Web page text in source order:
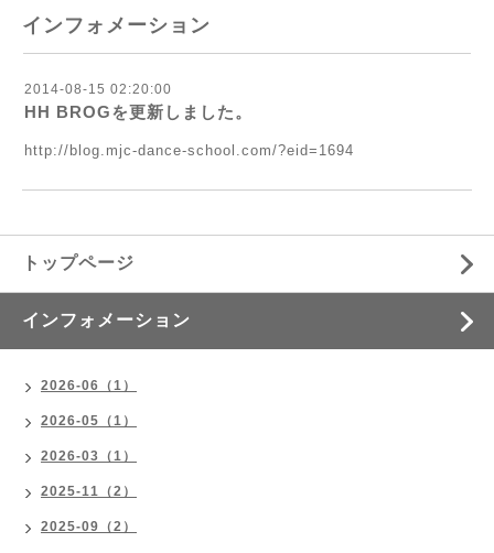
インフォメーション
2014-08-15 02:20:00
HH BROGを更新しました。
http://blog.mjc-dance-school.com/?eid=1694
トップページ
インフォメーション
2026-06（1）
2026-05（1）
2026-03（1）
2025-11（2）
2025-09（2）